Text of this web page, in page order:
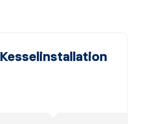
Kesselinstallation